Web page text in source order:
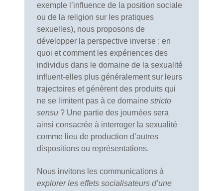
exemple l’influence de la position sociale
ou de la religion sur les pratiques
sexuelles), nous proposons de
développer la perspective inverse : en
quoi et comment les expériences des
individus dans le domaine de la sexualité
influent-elles plus généralement sur leurs
trajectoires et génèrent des produits qui
ne se limitent pas à ce domaine stricto
sensu ? Une partie des journées sera
ainsi consacrée à interroger la sexualité
comme lieu de production d’autres
dispositions ou représentations.
Nous invitons les communications à
explorer les effets socialisateurs d’une